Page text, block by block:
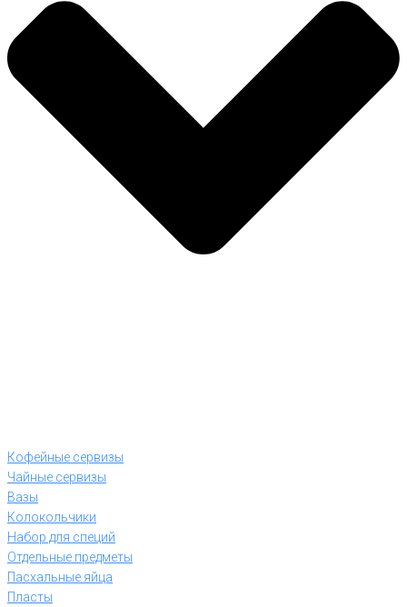
Кофейные сервизы
Чайные сервизы
Вазы
Колокольчики
Набор для специй
Отдельные предметы
Пасхальные яйца
Пласты